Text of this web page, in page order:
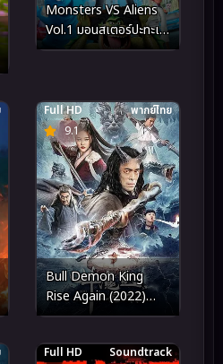
Monsters VS Aliens
Vol.1 มอนสเตอร์ปะทะเอ
เลี่ยน ชุด 1
9.1
Full HD พากย์ไทย
Bull Demon King
Rise Again (2022)
การกลับมาของจอมมาร
Full HD Soundtrack